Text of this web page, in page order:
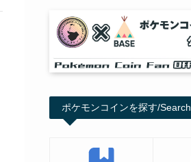
ポケモンコインを探す/Search